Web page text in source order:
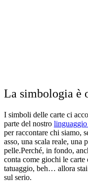
La simbologia è
I simboli delle carte ci
parte del nostro
per raccontare chi siamo,
asso, una scala reale, una
pelle.Perché, in fondo,
conta come giochi le carte
tatuaggio, beh… allora
sul serio.